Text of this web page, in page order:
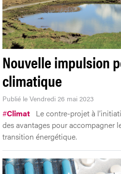
Nouvelle impulsion
climatique
Publié le Vendredi 26 mai 2023
#Climat Le contre-projet à
des avantages pour accompagner
transition énergétique.